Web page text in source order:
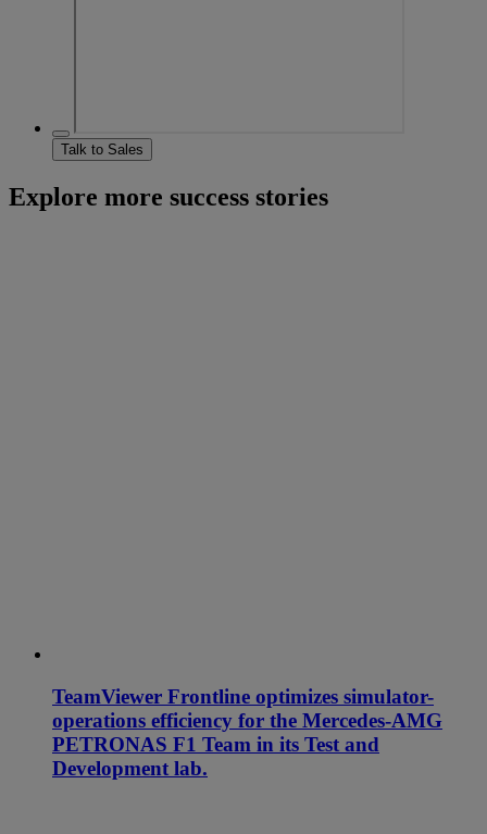
Talk to Sales
Explore more success stories
TeamViewer Frontline optimizes simulator-
operations efficiency for the Mercedes-AMG
PETRONAS F1 Team in its Test and
Development lab.